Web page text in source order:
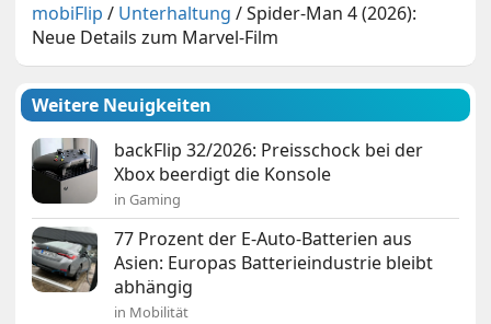
mobiFlip / Unterhaltung /Spider-Man 4 (2026):
Neue Details zum Marvel-Film
Weitere Neuigkeiten
backFlip 32/2026: Preisschock bei der
Xbox beerdigt die Konsole
in Gaming
77 Prozent der E-Auto-Batterien aus
Asien: Europas Batterieindustrie bleibt
abhängig
in Mobilität